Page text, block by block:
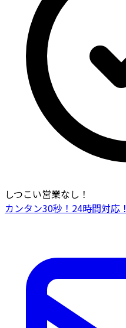
しつこい営業なし！
カンタン30秒！24時間対応！